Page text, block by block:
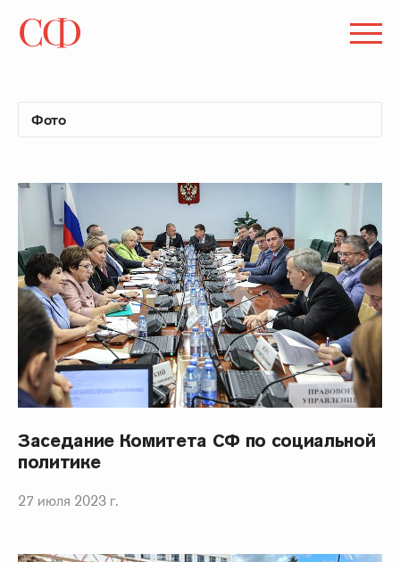
Заседание Комитета СФ по социальной
политике
27 июля 2023 г.